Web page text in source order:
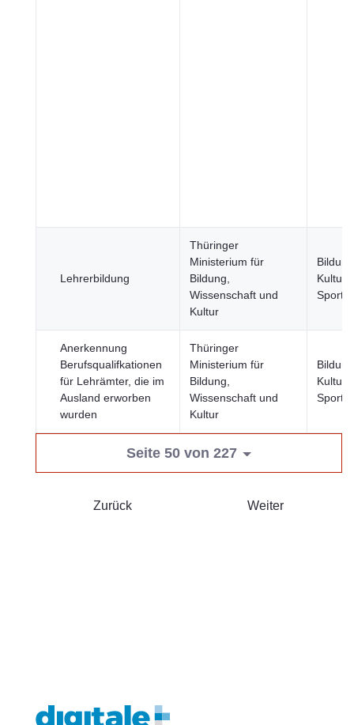
Lehrerbildung
Thüringer
Ministerium für
Bildung,
Wissenschaft und
Kultur
Kultur
Sport
Anerkennung
Berufsqualifkationen
für Lehrämter, die im
Ausland erworben
wurden
Thüringer
Ministerium für
Bildung,
Wissenschaft und
Kultur
Kultur
Sport
Seite 50 von 227
Zurück Weiter